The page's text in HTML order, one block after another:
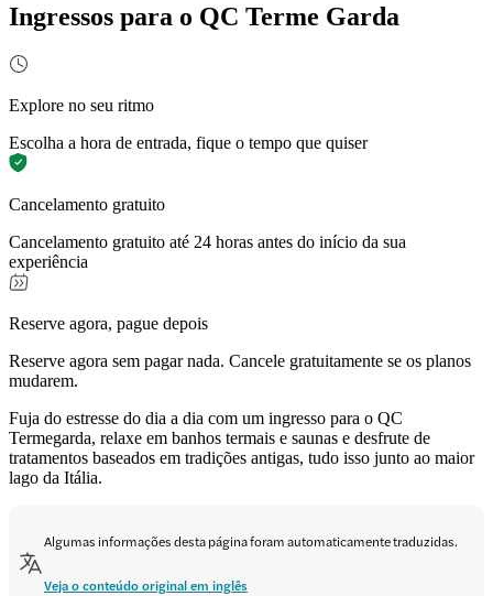
Ingressos para o QC Terme Garda
Explore no seu ritmo
Escolha a hora de entrada, fique o tempo que quiser
Cancelamento gratuito
Cancelamento gratuito até 24 horas antes do início da sua
experiência
Reserve agora, pague depois
Reserve agora sem pagar nada. Cancele gratuitamente se os planos
mudarem.
Fuja do estresse do dia a dia com um ingresso para o QC
Termegarda, relaxe em banhos termais e saunas e desfrute de
tratamentos baseados em tradições antigas, tudo isso junto ao maior
lago da Itália.
Algumas informações desta página foram automaticamente traduzidas.
Veja o conteúdo original em inglês